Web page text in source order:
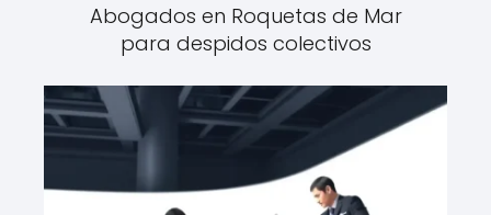
Abogados en Roquetas de Mar
para despidos colectivos